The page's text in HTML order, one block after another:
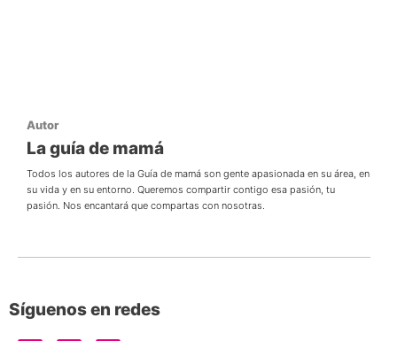
Autor
La guía de mamá
Todos los autores de la Guía de mamá son gente apasionada en su área, en
su vida y en su entorno. Queremos compartir contigo esa pasión, tu
pasión. Nos encantará que compartas con nosotras.
Síguenos en redes